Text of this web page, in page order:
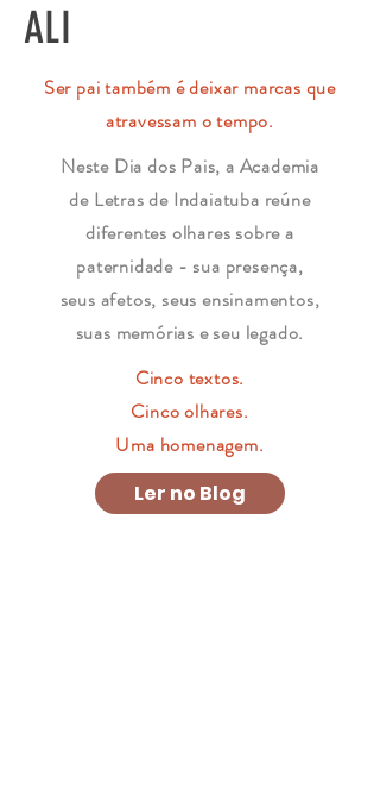
ALI
Ser pai também é deixar marcas que
atravessam o tempo.
Neste Dia dos Pais, a Academia
de Letras de Indaiatuba reúne
diferentes olhares sobre a
paternidade - sua presença,
seus afetos, seus ensinamentos,
suas memórias e seu legado.
Cinco textos.
Cinco olhares.
Uma homenagem.
Ler no Blog